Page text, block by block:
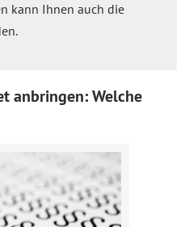
kann Ihnen auch die
anbringen: Welche